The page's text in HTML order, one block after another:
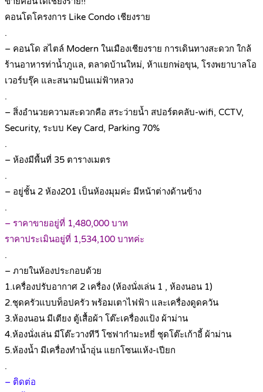
คอนโดโครงการ Like Condo เชียงราย
.
– คอนโด สไตล์ Modern ในเมืองเชียงราย การเดินทางสะดวก ใกล้
ร้านอาหารท่าน้ำภูแล, ตลาดบ้านใหม่, ห้าแยกพ่อขุน, โรงพยาบาลโอ
เวอร์บรุ๊ค และสนามบินแม่ฟ้าหลวง
.
– สิ่งอำนวยความสะดวกคือ สระว่ายน้ำ สปอร์ตคลับ-wifi, CCTV,
Security, ระบบ Key Card, Parking 70%
.
– ห้องมีพื้นที่ 35 ตารางเมตร
.
– อยู่ชั้น 2 ห้อง201 เป็นห้องมุมค่ะ มีหน้าต่างด้านข้าง
.
– ราคาขายอยู่ที่ 1,480,000 บาท
ราคาประเมินอยู่ที่ 1,534,100 บาทค่ะ
.
– ภายในห้องประกอบด้วย
1.เครื่องปรับอากาศ 2 เครื่อง (ห้องนั่งเล่น 1 , ห้องนอน 1)
2.ชุดครัวแบบท็อปครัว พร้อมเตาไฟฟ้า และเครื่องดูดควัน
3.ห้องนอน มีเตียง ตู้เสื้อผ้า โต๊ะเครื่องแป้ง ผ้าม่าน
4.ห้องนั่งเล่น มีโต๊ะวางทีวี โซฟากำมะหยี่ ชุดโต๊ะเก้าอี้ ผ้าม่าน
5.ห้องน้ำ มีเครื่องทำน้ำอุ่น แยกโซนแห้ง-เปียก
.
– ติดต่อ